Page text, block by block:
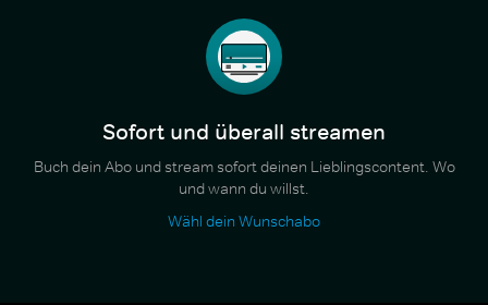
Sofort und überall streamen
Buch dein Abo und stream sofort deinen Lieblingscontent. Wo
und wann du willst.
Wähl dein Wunschabo